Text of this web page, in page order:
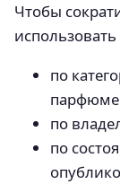
Чтобы
по
по
по